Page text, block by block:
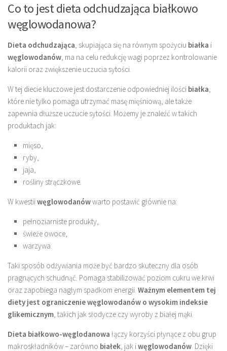
Co to jest dieta odchudzająca białkowo
węglowodanowa?
Dieta odchudzająca, skupiająca się na równym spożyciu białka i
węglowodanów, ma na celu redukcję wagi poprzez kontrolowanie
kalorii oraz zwiększenie uczucia sytości.
W tej diecie kluczowe jest dostarczenie odpowiedniej ilości białka,
które nie tylko pomaga utrzymać masę mięśniową, ale także
zapewnia dłuższe uczucie sytości. Możemy je znaleźć w takich
produktach jak:
mięso,
ryby,
jaja,
rośliny strączkowe.
W kwestiiwęglowodanówwarto postawić głównie na:
pełnoziarniste produkty,
świeże owoce,
warzywa.
Taki sposób odżywiania może być bardzo skuteczny dla osób
pragnących schudnąć. Pomaga stabilizować poziom cukru we krwi
oraz zapobiega nagłym spadkom energii. Ważnym elementem tej
diety jest ograniczenie węglowodanów o wysokim indeksie
glikemicznym, takich jak słodycze czy wyroby z białej mąki.
Dieta białkowo-węglodanowa łączy korzyści płynące z obu grup
makroskładników – zarówno białek, jak iwęglowodanów. Dzięki